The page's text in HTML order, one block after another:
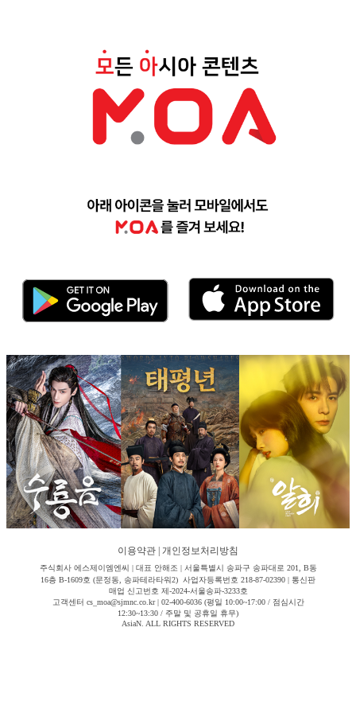
이용약관 개인정보처리방침
주식회사 에스제이엠엔씨 | 대표 안해조 | 서울특별시 송파구 송파대로 201, B동
16층 B-1609호 (문정동, 송파테라타워2) 사업자등록번호 218-87-02390 | 통신판
매업 신고번호 제-2024-서울송파-3233호
고객센터 cs_moa@sjmnc.co.kr | 02-400-6036 (평일 10:00~17:00 / 점심시간
12:30~13:30 / 주말 및 공휴일 휴무)
AsiaN. ALL RIGHTS RESERVED